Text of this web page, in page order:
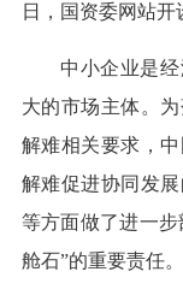
日，国资委网站开
中小企业是
大的市场主体。
解难相关要求，
解难促进协同发
等方面做了进一步
舱石”的重要责任。